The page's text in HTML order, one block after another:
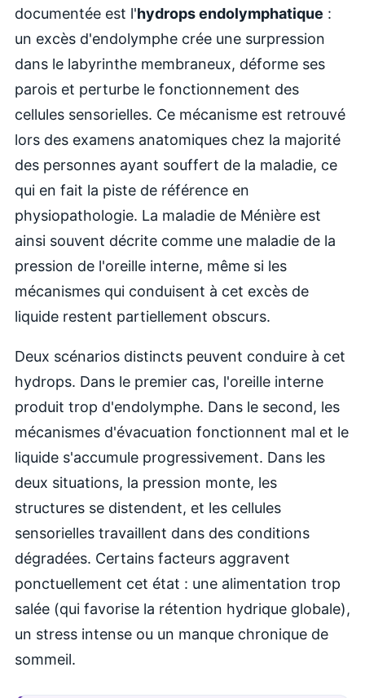
documentée est l'hydrops endolymphatique :
un excès d'endolymphe crée une surpression
dans le labyrinthe membraneux, déforme ses
parois et perturbe le fonctionnement des
cellules sensorielles. Ce mécanisme est retrouvé
lors des examens anatomiques chez la majorité
des personnes ayant souffert de la maladie, ce
qui en fait la piste de référence en
physiopathologie. La maladie de Ménière est
ainsi souvent décrite comme une maladie de la
pression de l'oreille interne, même si les
mécanismes qui conduisent à cet excès de
liquide restent partiellement obscurs.
Deux scénarios distincts peuvent conduire à cet
hydrops. Dans le premier cas, l'oreille interne
produit trop d'endolymphe. Dans le second, les
mécanismes d'évacuation fonctionnent mal et le
liquide s'accumule progressivement. Dans les
deux situations, la pression monte, les
structures se distendent, et les cellules
sensorielles travaillent dans des conditions
dégradées. Certains facteurs aggravent
ponctuellement cet état : une alimentation trop
salée (qui favorise la rétention hydrique globale),
un stress intense ou un manque chronique de
sommeil.